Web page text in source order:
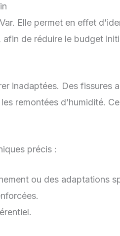
Elle permet en effet
de réduire le budget
inadaptées. Des
remontées d’humidité.
précis :
ou des adaptations